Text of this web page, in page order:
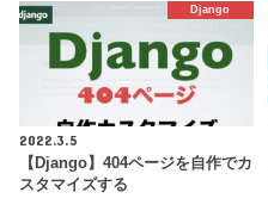
Django
2022.3.5
【Django】404ページを自作でカ
スタマイズする